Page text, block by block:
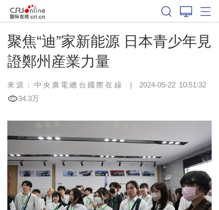
聚焦“迪”家新能源 日本青少年見
證鄭州産業力量
來源：中央廣電總台國際在線 | 2024-05-22 10:51:32
34.3万